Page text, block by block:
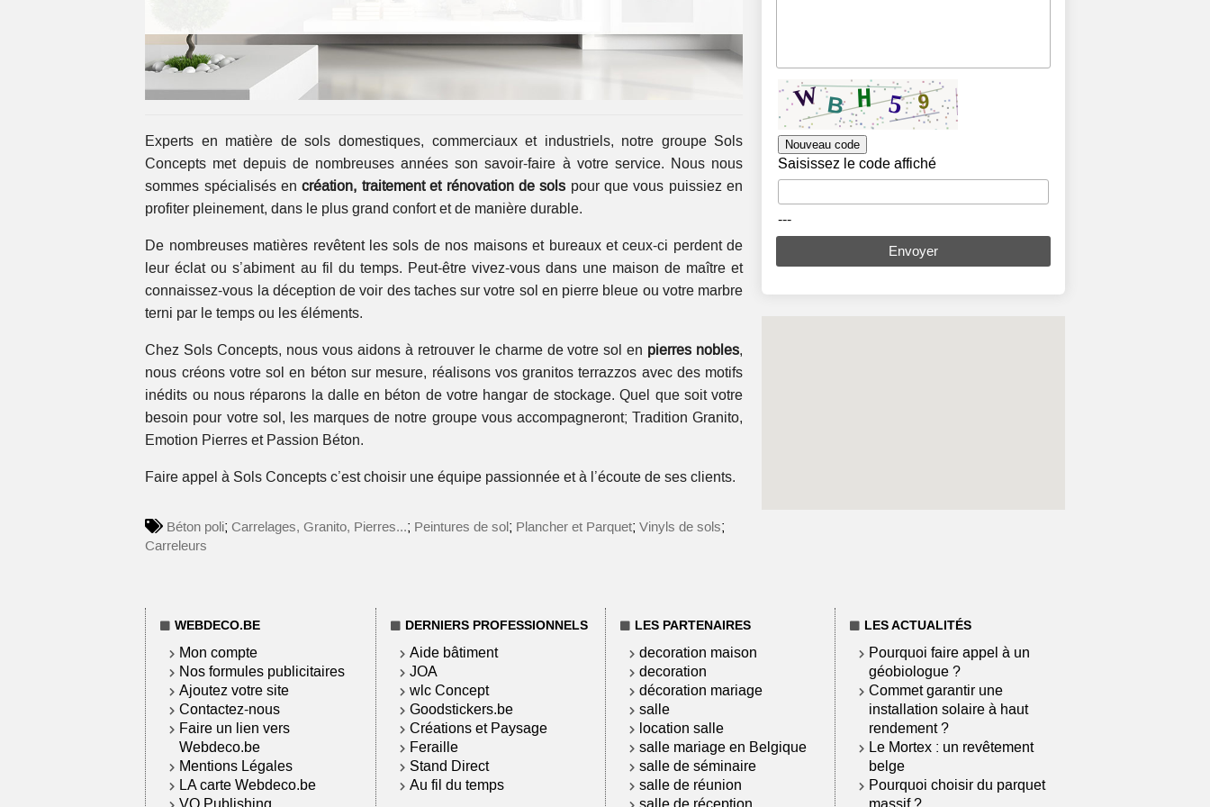
Experts en matière de sols domestiques, commerciaux et industriels, notre groupe Sols
Concepts met depuis de nombreuses années son savoir-faire à votre service. Nous nous
sommes spécialisés encréation, traitement et rénovation de sols pour que vous puissiez en
profiter pleinement, dans le plus grand confort et de manière durable.
De nombreuses matières revêtent les sols de nos maisons et bureaux et ceux-ci perdent de
leur éclat ou s’abiment au fil du temps. Peut-être vivez-vous dans une maison de maître et
connaissez-vous la déception de voir des taches sur votre sol en pierre bleue ou votre marbre
terni par le temps ou les éléments.
Chez Sols Concepts, nous vous aidons à retrouver le charme de votre sol en pierres nobles,
nous créons votre sol en béton sur mesure, réalisons vos granitos terrazzos avec des motifs
inédits ou nous réparons la dalle en béton de votre hangar de stockage. Quel que soit votre
besoin pour votre sol, les marques de notre groupe vous accompagneront; Tradition Granito,
Emotion Pierres et Passion Béton.
Faire appel à Sols Concepts c’est choisir une équipe passionnée et à l’écoute de ses clients.
Béton poli;Carrelages, Granito, Pierres...; Peintures de sol; Plancher et Parquet;Vinyls de sols;
Carreleurs
Nouveau code
Saisissez le code affiché
---
Envoyer
WEBDECO.BE
Mon compte
Nos formules publicitaires
Ajoutez votre site
Contactez-nous
Faire un lien vers
Webdeco.be
Mentions Légales
LA carte Webdeco.be
DERNIERS PROFESSIONNELS
Aide bâtiment
JOA
wlc Concept
Goodstickers.be
Créations et Paysage
Feraille
Stand Direct
Au fil du temps
LES PARTENAIRES
decoration maison
decoration
décoration mariage
salle
location salle
salle mariage en Belgique
salle de séminaire
salle de réunion
LES ACTUALITÉS
Pourquoi faire appel à un
géobiologue ?
Commet garantir une
installation solaire à haut
rendement ?
Le Mortex : un revêtement
belge
Pourquoi choisir du parquet